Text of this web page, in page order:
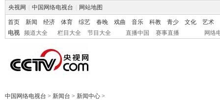
央视网 中国网络电视台 网站地图
首页 新闻 经济 体育 综艺 春晚 戏曲 音乐 科教 青少 文化
艺术
电视
频道大全 栏目大全 节目大全 直播中国 赛事直播 网络
中国网络电视台 > 新闻台 > 新闻中心 >